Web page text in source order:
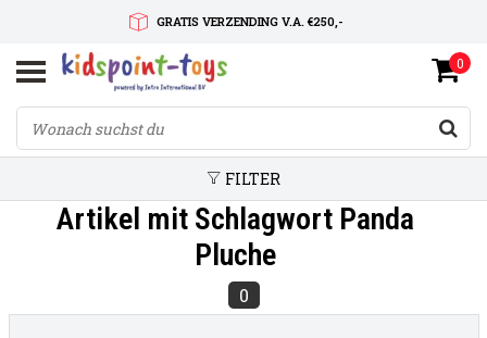
GRATIS VERZENDING V.A. €250,-
SNELLE LEVERTIJD
SERVICE OP MAAT
0
FILTER
Artikel mit Schlagwort Panda
Pluche
0